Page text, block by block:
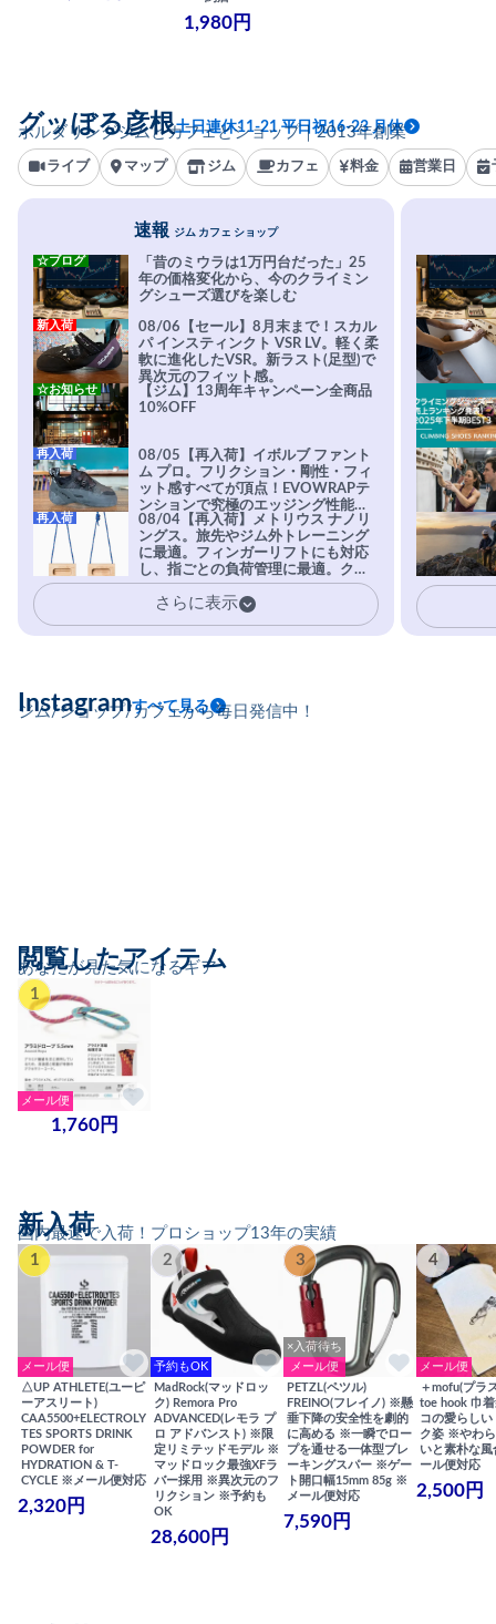
1,980円
ボルダリングジムとカフェとショップ｜2013年創業
グッぼる彦根土日連休11-21 平日祝16-23 月休
ライブ マップ ジム カフェ 料金 営業日
速報 ジム カフェ ショップ
「昔のミウラは1万円台だった」25
年の価格変化から、今のクライミン
グシューズ選びを楽しむ
☆ブログ
08/06【セール】8月末まで！スカル
パ インスティンクト VSR LV。軽く柔
軟に進化したVSR。新ラスト(足型)で
異次元のフィット感。
新入荷
【ジム】13周年キャンペーン全商品
10%OFF
☆お知らせ
08/05【再入荷】イボルブ ファント
ム プロ。フリクション・剛性・フィ
ット感すべてが頂点！EVOWRAPテ
ンションで究極のエッジング性能を
実現。進化系ラバーEvo-74はTRAX
を凌駕する粘着力で極小ホールドに
安心感。
再入荷
08/04【再入荷】メトリウス ナノリ
ングス。旅先やジム外トレーニング
に最適。フィンガーリフトにも対応
し、指ごとの負荷管理に最適。クラ
イマーの指を本気で鍛えるギア。
再入荷
さらに表示
ジム/ショップ/カフェから毎日発信中！
Instagramすべて見る
あなたが見た気になるギア
閲覧したアイテム
1
メール便
1,760円
国内最速で入荷！プロショップ13年の実績
新入荷
1
メール便
△UP ATHLETE(ユーピ
ーアスリート)
CAA5500+ELECTROLY
TES SPORTS DRINK
POWDER for
HYDRATION & T-
CYCLE ※メール便対応
2,320円
2
予約もOK
MadRock(マッドロッ
ク) Remora Pro
ADVANCED(レモラ プ
ロ アドバンスト) ※限
定リミテッドモデル ※
マッドロック最強XFラ
バー採用 ※異次元のフ
リクション ※予約も
OK
28,600円
3
×入荷待ち
メール便
PETZL(ペツル)
FREINO(フレイノ) ※懸
垂下降の安全性を劇的
に高める ※一瞬でロー
プを通せる一体型ブレ
ーキングスパー ※ゲー
ト開口幅15mm 85g ※
メール便対応
7,590円
4
メール便
＋mofu(プラ
toe hook 巾
コの愛らしい
ク姿 ※やわ
いと素朴な
ール便対応
2,500円